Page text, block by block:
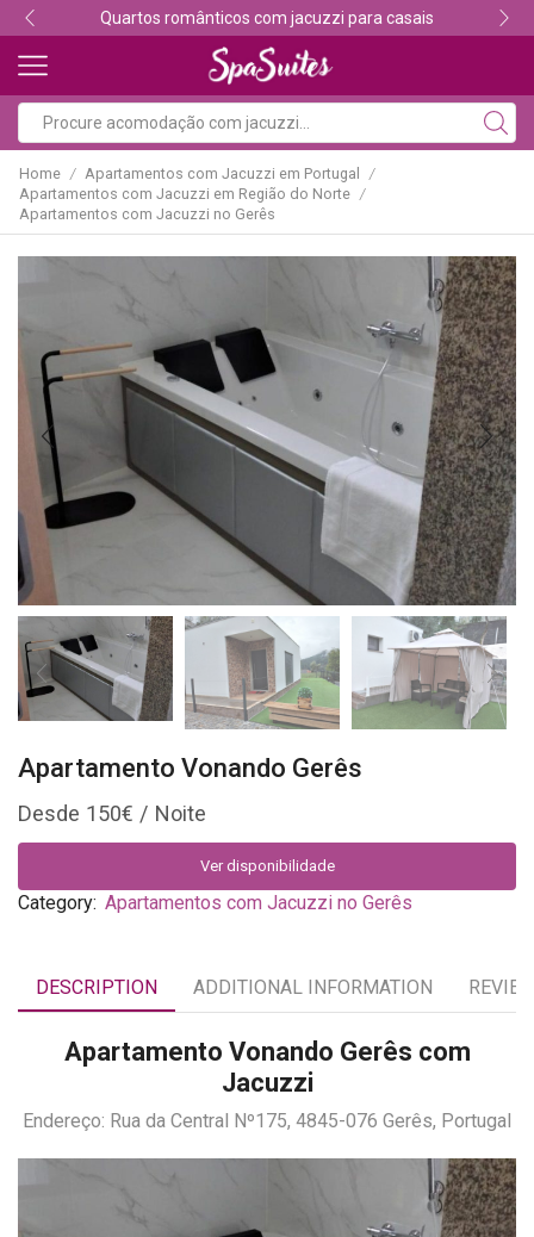
Descubra os melhores alojamentos com jacuzzi
Home / Apartamentos com Jacuzzi em Portugal /
Apartamentos com Jacuzzi em Região do Norte /
Apartamentos com Jacuzzi no Gerês
Apartamento Vonando Gerês
150€
Ver disponibilidade
Category: Apartamentos com Jacuzzi no Gerês
DESCRIPTION ADDITIONAL INFORMATION
Apartamento Vonando Gerês com
Jacuzzi
Endereço: Rua da Central Nº175, 4845-076 Gerês, Portugal